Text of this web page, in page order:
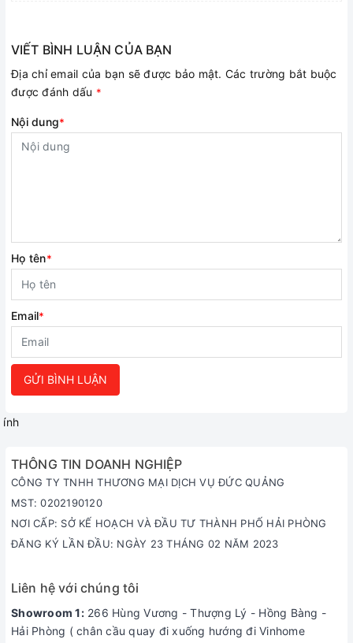
VIẾT BÌNH LUẬN CỦA BẠN
Địa chỉ email của bạn sẽ được bảo mật. Các trường bắt buộc
được đánh dấu *
Nội dung*
Họ tên*
Email*
GỬI BÌNH LUẬN
ính
THÔNG TIN DOANH NGHIỆP
CÔNG TY TNHH THƯƠNG MẠI DỊCH VỤ ĐỨC QUẢNG
MST: 0202190120
NƠI CẤP: SỞ KẾ HOẠCH VÀ ĐẦU TƯ THÀNH PHỐ HẢI PHÒNG
ĐĂNG KÝ LẦN ĐẦU: NGÀY 23 THÁNG 02 NĂM 2023
Liên hệ với chúng tôi
Showroom 1:266 Hùng Vương - Thượng Lý - Hồng Bàng -
Hải Phòng ( chân cầu quay đi xuống hướng đi Vinhome